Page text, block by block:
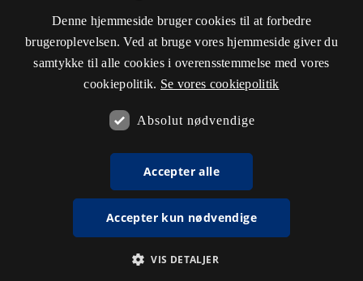
Denne hjemmeside bruger cookies til at forbedre
brugeroplevelsen. Ved at bruge vores hjemmeside giver du
samtykke til alle cookies i overensstemmelse med vores
cookiepolitik. Se vores cookiepolitik
Absolut nødvendige
Accepter alle
Accepter kun nødvendige
VIS DETALJER